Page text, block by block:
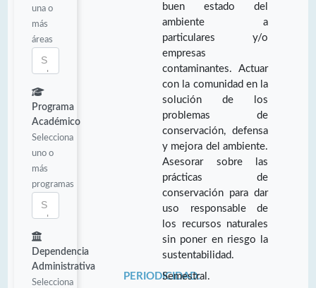
una o
más
áreas
Programa
Académico
Selecciona
uno o
más
programas
Dependencia
Administrativa
Selecciona
buen estado del
ambiente a
particulares y/o
empresas
contaminantes. Actuar
con la comunidad en la
solución de los
problemas de
conservación, defensa
y mejora del ambiente.
Asesorar sobre las
prácticas de
conservación para dar
uso responsable de
los recursos naturales
sin poner en riesgo la
sustentabilidad.
PERIODICIDAD:
Semestral.